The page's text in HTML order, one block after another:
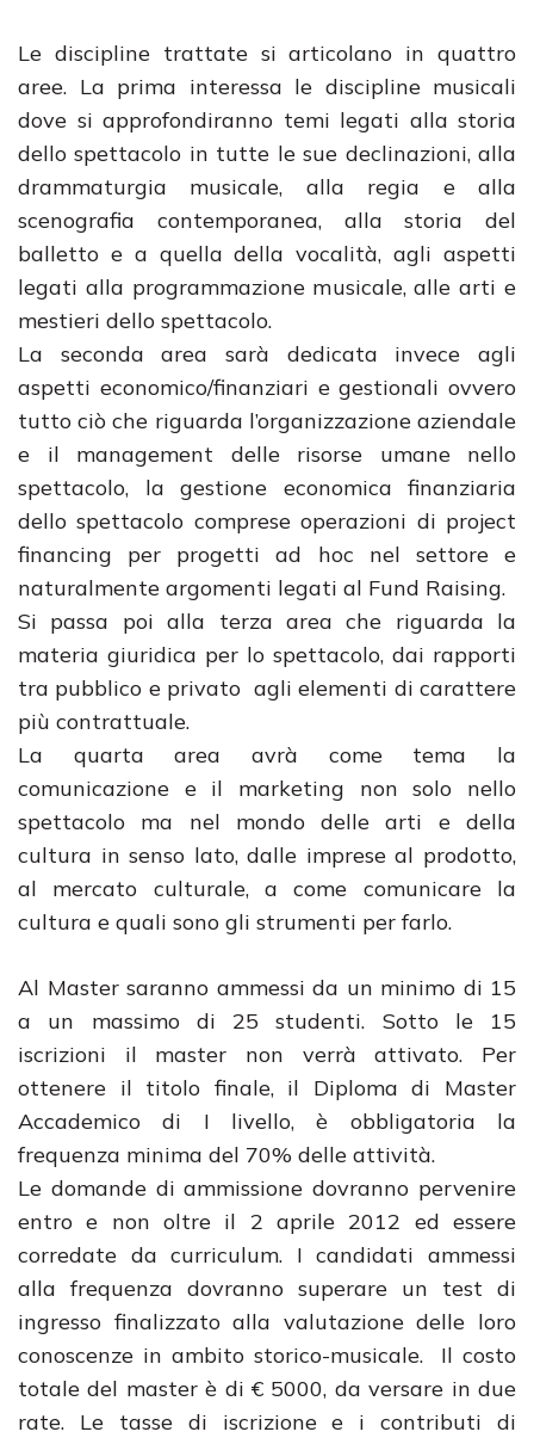
Le discipline trattate si articolano in quattro
aree. La prima interessa le discipline musicali
dove si approfondiranno temi legati alla storia
dello spettacolo in tutte le sue declinazioni, alla
drammaturgia musicale, alla regia e alla
scenografia contemporanea, alla storia del
balletto e a quella della vocalità, agli aspetti
legati alla programmazione musicale, alle arti e
mestieri dello spettacolo.
La seconda area sarà dedicata invece agli
aspetti economico/finanziari e gestionali ovvero
tutto ciò che riguarda l’organizzazione aziendale
e il management delle risorse umane nello
spettacolo, la gestione economica finanziaria
dello spettacolo comprese operazioni di project
financing per progetti ad hoc nel settore e
naturalmente argomenti legati al Fund Raising.
Si passa poi alla terza area che riguarda la
materia giuridica per lo spettacolo, dai rapporti
tra pubblico e privato agli elementi di carattere
più contrattuale.
La quarta area avrà come tema la
comunicazione e il marketing non solo nello
spettacolo ma nel mondo delle arti e della
cultura in senso lato, dalle imprese al prodotto,
al mercato culturale, a come comunicare la
cultura e quali sono gli strumenti per farlo.
Al Master saranno ammessi da un minimo di 15
a un massimo di 25 studenti. Sotto le 15
iscrizioni il master non verrà attivato. Per
ottenere il titolo finale, il Diploma di Master
Accademico di I livello, è obbligatoria la
frequenza minima del 70% delle attività.
Le domande di ammissione dovranno pervenire
entro e non oltre il 2 aprile 2012 ed essere
corredate da curriculum. I candidati ammessi
alla frequenza dovranno superare un test di
ingresso finalizzato alla valutazione delle loro
conoscenze in ambito storico-musicale. Il costo
totale del master è di € 5000, da versare in due
rate. Le tasse di iscrizione e i contributi di